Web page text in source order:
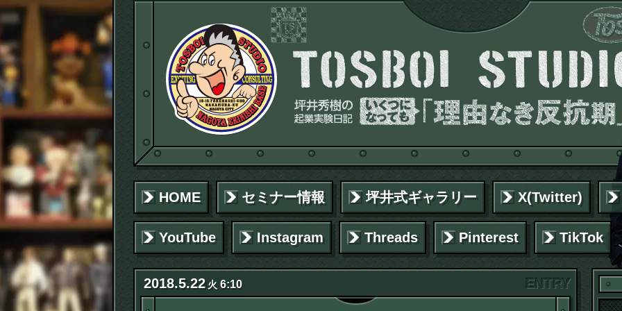
HOME セミナー情報 坪井式ギャラリー X(Twitter)
YouTube Instagram Threads Pinterest TikTok
2018.5.22 火 6:10